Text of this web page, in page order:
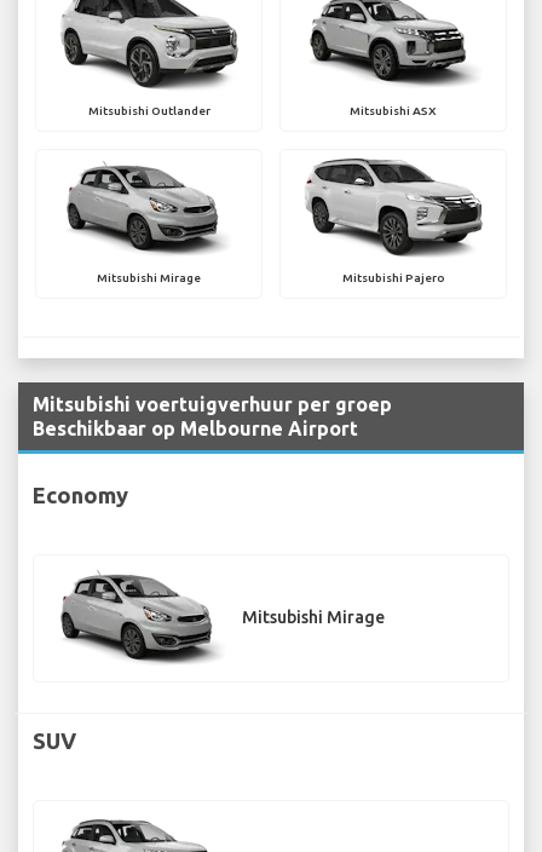
Mitsubishi Outlander Mitsubishi ASX
Mitsubishi Mirage Mitsubishi Pajero
Mitsubishi voertuigverhuur per groep
Beschikbaar op Melbourne Airport
Economy
Mitsubishi Mirage
SUV